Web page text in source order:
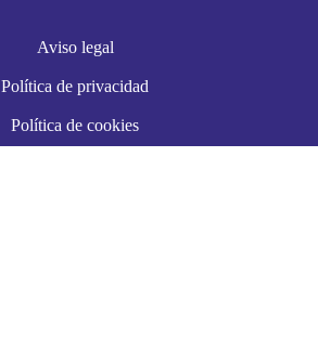
Aviso legal
Política de privacidad
Política de cookies